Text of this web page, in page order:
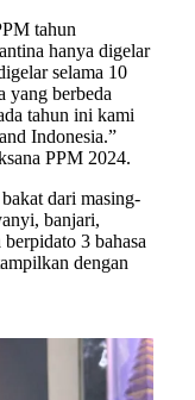
tahun
hanya digelar
selama 10
yang berbeda
tahun ini kami
Indonesia.”
PPM 2024.
dari masing-
banjari,
3 bahasa
dengan